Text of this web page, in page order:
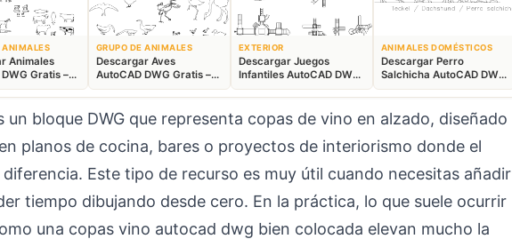
ANIMALES
Animales
Gratis –
CAD
GRUPO DE ANIMALES
Descargar Aves
AutoCAD DWG Gratis –
Bloques Animales 2D
EXTERIOR
Descargar Juegos
Infantiles AutoCAD DWG
Gratis – Parque 2D
ANIMALES DOMÉSTICOS
Descargar Perro
Salchicha AutoCAD DWG
Gratis – Bloque 2D
bloque DWG que representa copas de vino en alzado, diseñado
planos de cocina, bares o proyectos de interiorismo donde el
Este tipo de recurso es muy útil cuando necesitas añadir
tiempo dibujando desde cero. En la práctica, lo que suele ocurrir
una copas vino autocad dwg bien colocada elevan mucho la